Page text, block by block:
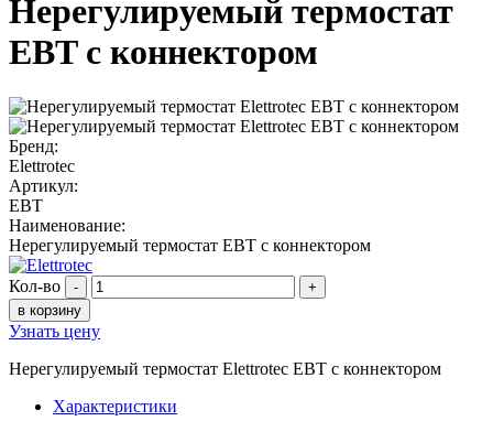
Нерегулируемый термостат
EBT с коннектором
Бренд:
Elettrotec
Артикул:
EBT
Наименование:
Нерегулируемый термостат EBT с коннектором
Кол-во -
+
в корзину
Узнать цену
Нерегулируемый термостат Elettrotec EBT с коннектором
Характеристики